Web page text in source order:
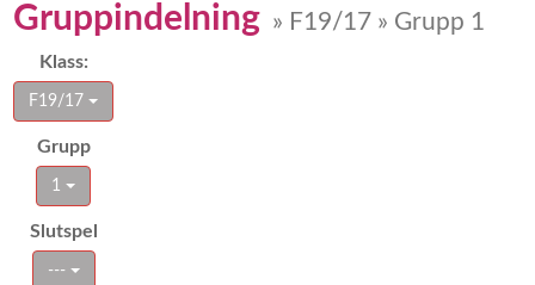
Gruppindelning » F19/17 » Grupp 1
Klass:
F19/17
Grupp
1
Slutspel
---